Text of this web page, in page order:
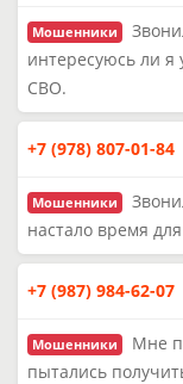
Мошенники
интересуюсь ли я
СВО.
+7 (978) 807-01-84
Мошенники
настало время
+7 (987) 984-62-07
Мошенники
Мне
пытались